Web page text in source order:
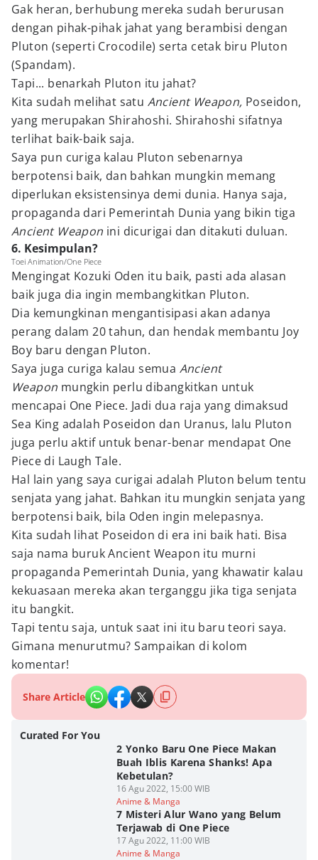
Gak heran, berhubung mereka sudah berurusan
dengan pihak-pihak jahat yang berambisi dengan
Pluton (seperti Crocodile) serta cetak biru Pluton
(Spandam).
Tapi... benarkah Pluton itu jahat?
Kita sudah melihat satu Ancient Weapon, Poseidon,
yang merupakan Shirahoshi. Shirahoshi sifatnya
terlihat baik-baik saja.
Saya pun curiga kalau Pluton sebenarnya
berpotensi baik, dan bahkan mungkin memang
diperlukan eksistensinya demi dunia. Hanya saja,
propaganda dari Pemerintah Dunia yang bikin tiga
Ancient Weapon ini dicurigai dan ditakuti duluan.
6. Kesimpulan?
Toei Animation/One Piece
Mengingat Kozuki Oden itu baik, pasti ada alasan
baik juga dia ingin membangkitkan Pluton.
Dia kemungkinan mengantisipasi akan adanya
perang dalam 20 tahun, dan hendak membantu Joy
Boy baru dengan Pluton.
Saya juga curiga kalau semua Ancient
Weapon mungkin perlu dibangkitkan untuk
mencapai One Piece. Jadi dua raja yang dimaksud
Sea King adalah Poseidon dan Uranus, lalu Pluton
juga perlu aktif untuk benar-benar mendapat One
Piece di Laugh Tale.
Hal lain yang saya curigai adalah Pluton belum tentu
senjata yang jahat. Bahkan itu mungkin senjata yang
berpotensi baik, bila Oden ingin melepasnya.
Kita sudah lihat Poseidon di era ini baik hati. Bisa
saja nama buruk Ancient Weapon itu murni
propaganda Pemerintah Dunia, yang khawatir kalau
kekuasaan mereka akan terganggu jika tiga senjata
itu bangkit.
Tapi tentu saja, untuk saat ini itu baru teori saya.
Gimana menurutmu? Sampaikan di kolom
komentar!
Share Article
Curated For You
2 Yonko Baru One Piece Makan
Buah Iblis Karena Shanks! Apa
Kebetulan?
16 Agu 2022, 15:00 WIB
Anime & Manga
7 Misteri Alur Wano yang Belum
Terjawab di One Piece
17 Agu 2022, 11:00 WIB
Anime & Manga